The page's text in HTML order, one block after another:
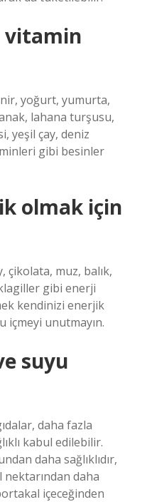
vitamin
yoğurt, yumurta,
lahana turşusu,
yeşil çay, deniz
gibi besinler
olmak için
çikolata, muz, balık,
gibi enerji
kendinizi enerjik
içmeyi unutmayın.
suyu
daha fazla
kabul edilebilir.
daha sağlıklıdır,
daha
içeceğinden